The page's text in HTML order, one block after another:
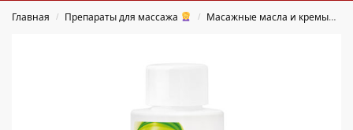
Главная / Препараты для массажа / Масажные масла и кремы